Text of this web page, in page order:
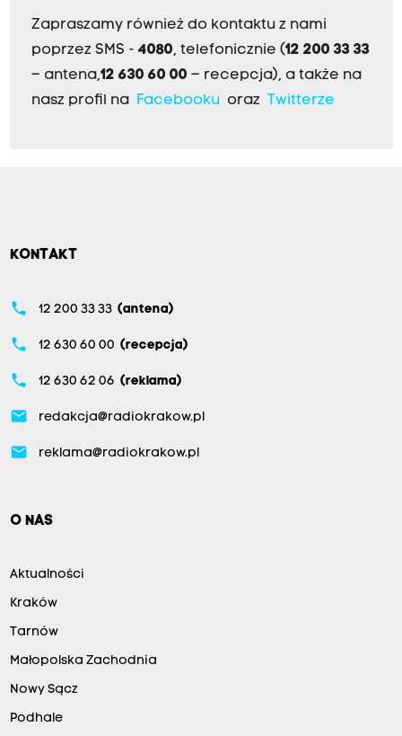
Zapraszamy również do kontaktu z nami
poprzez SMS - 4080, telefonicznie (12 200 33 33
– antena,12 630 60 00 – recepcja), a także na
nasz profil na Facebookuoraz Twitterze
KONTAKT
phone 12 200 33 33 (antena)
phone 12 630 60 00 (recepcja)
phone 12 630 62 06 (reklama)
email redakcja@radiokrakow.pl
email reklama@radiokrakow.pl
O NAS
Aktualności
Kraków
Tarnów
Małopolska Zachodnia
Nowy Sącz
Podhale